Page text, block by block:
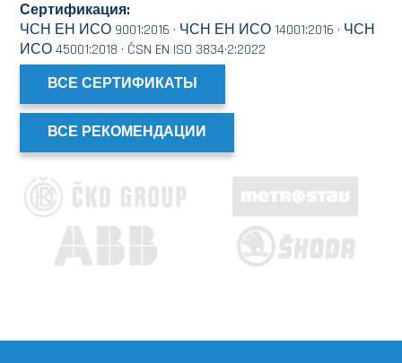
Сертификация:
ЧСН ЕН ИСО 9001:2016 · ЧСН ЕН ИСО 14001:2016 · ЧСН
ИСО 45001:2018 · ČSN EN ISO 3834·2:2022
ВСЕ СЕРТИФИКАТЫ
ВСЕ РЕКОМЕНДАЦИИ